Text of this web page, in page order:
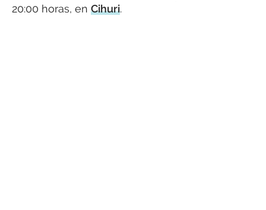
20:00 horas, en Cihuri.